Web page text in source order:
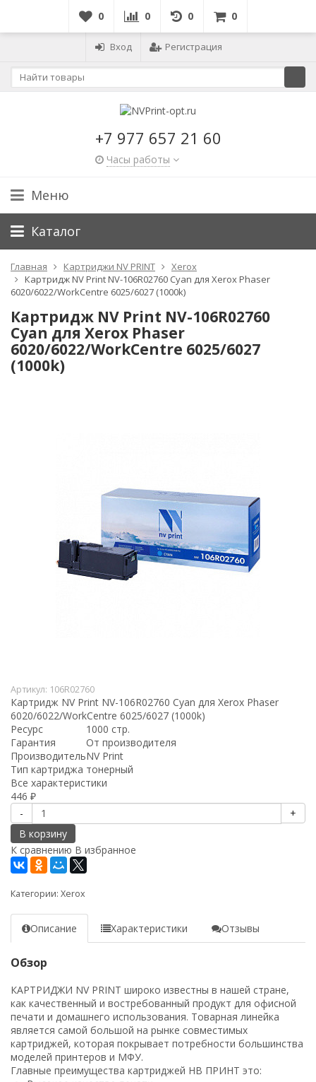
0 0 0 0
Вход Регистрация
+7 977 657 21 60
Часы работы
Меню
Каталог
Главная Картриджи NV PRINT
Xerox
Картридж NV Print NV-106R02760 Cyan для Xerox Phaser
6020/6022/WorkCentre 6025/6027 (1000k)
Картридж NV Print NV-106R02760
Cyan для Xerox Phaser
6020/6022/WorkCentre 6025/6027
(1000k)
Артикул: 106R02760
Картридж NV Print NV-106R02760 Cyan для Xerox Phaser
6020/6022/WorkCentre 6025/6027 (1000k)
Ресурс
1000 стр.
Гарантия
От производителя
ПроизводительNV Print
Тип картриджа тонерный
Все характеристики
446 ₽
-
+
В корзину
К сравнению В избранное
Категории: Xerox
Описание Характеристики Отзывы
Обзор
КАРТРИДЖИ NV PRINT широко известны в нашей стране,
как качественный и востребованный продукт для офисной
печати и домашнего использования. Товарная линейка
является самой большой на рынке совместимых
картриджей, которая покрывает потребности большинства
моделей принтеров и МФУ.
Главные преимущества картриджей НВ ПРИНТ это: